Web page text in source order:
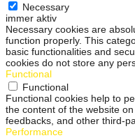
Necessary
immer aktiv
Necessary cookies are
function properly. This
basic functionalities and
cookies do not store any
Functional
Functional
Functional cookies help to
the content of the website
feedbacks, and other third-
Performance